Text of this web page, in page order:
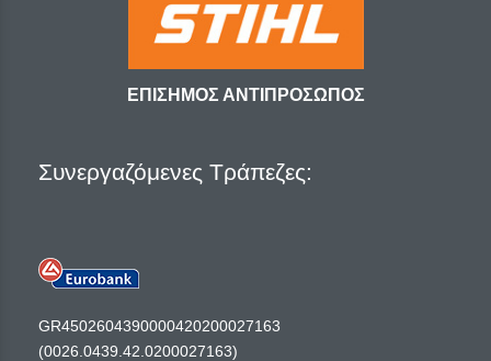
ΕΠΙΣΗΜΟΣ ΑΝΤΙΠΡΟΣΩΠΟΣ
Συνεργαζόμενες Τράπεζες:
GR4502604390000420200027163
(0026.0439.42.0200027163)